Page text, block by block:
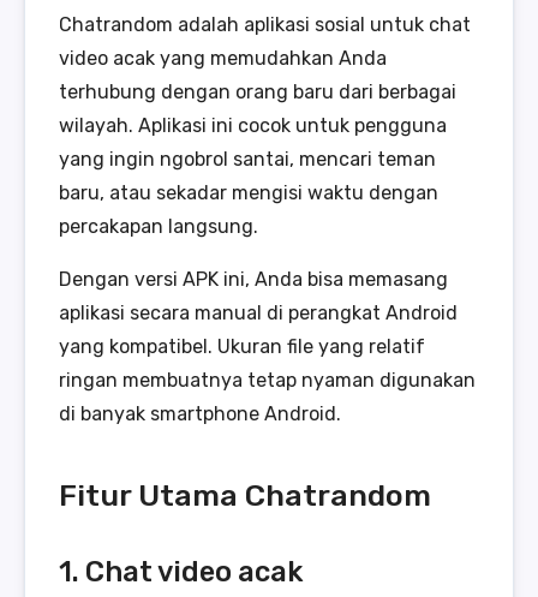
Chatrandom adalah aplikasi sosial untuk chat
video acak yang memudahkan Anda
terhubung dengan orang baru dari berbagai
wilayah. Aplikasi ini cocok untuk pengguna
yang ingin ngobrol santai, mencari teman
baru, atau sekadar mengisi waktu dengan
percakapan langsung.
Dengan versi APK ini, Anda bisa memasang
aplikasi secara manual di perangkat Android
yang kompatibel. Ukuran file yang relatif
ringan membuatnya tetap nyaman digunakan
di banyak smartphone Android.
Fitur Utama Chatrandom
1. Chat video acak